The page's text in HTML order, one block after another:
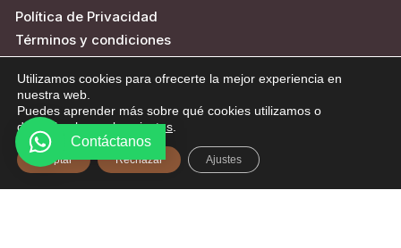
Política de Privacidad
Términos y condiciones
Política de devoluciones y reembolsos
Descargo de Responsabilidad
Copyright
ESCRÍBENOS
Utilizamos cookies para ofrecerte la mejor experiencia en
nuestra web.
Puedes aprender más sobre qué cookies utilizamos o
desactivarlas en losajustes
Aceptar Rechazar Ajustes
Contáctanos